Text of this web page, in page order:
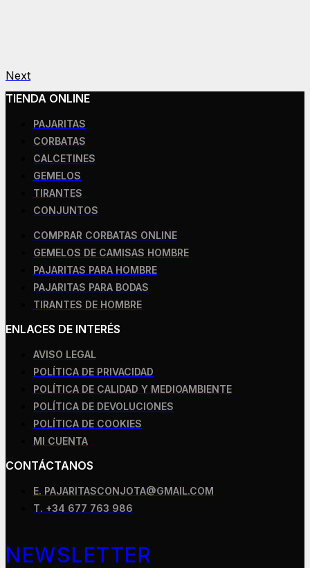
Next
TIENDA ONLINE
PAJARITAS
CORBATAS
CALCETINES
GEMELOS
TIRANTES
CONJUNTOS
COMPRAR CORBATAS ONLINE
GEMELOS DE CAMISAS HOMBRE
PAJARITAS PARA HOMBRE
PAJARITAS PARA BODAS
TIRANTES DE HOMBRE
ENLACES DE INTERÉS
AVISO LEGAL
POLÍTICA DE PRIVACIDAD
POLÍTICA DE CALIDAD Y MEDIOAMBIENTE
POLÍTICA DE DEVOLUCIONES
POLÍTICA DE COOKIES
MI CUENTA
CONTÁCTANOS
E. PAJARITASCONJOTA@GMAIL.COM
T. +34 677 763 986
NEWSLETTER